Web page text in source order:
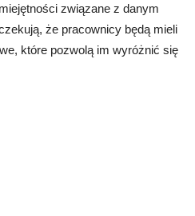
związane z danym
że pracownicy będą mieli
które pozwolą im wyróżnić się